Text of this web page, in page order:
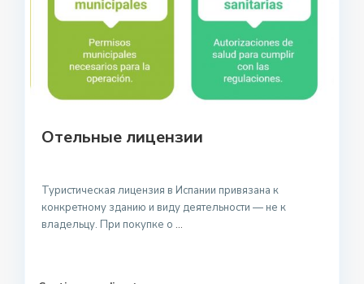
Отельные лицензии
Туристическая лицензия в Испании привязана к
конкретному зданию и виду деятельности — не к
владельцу. При покупке о ...